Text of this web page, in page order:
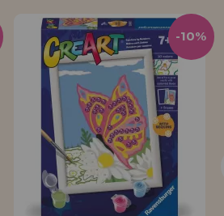
-10%